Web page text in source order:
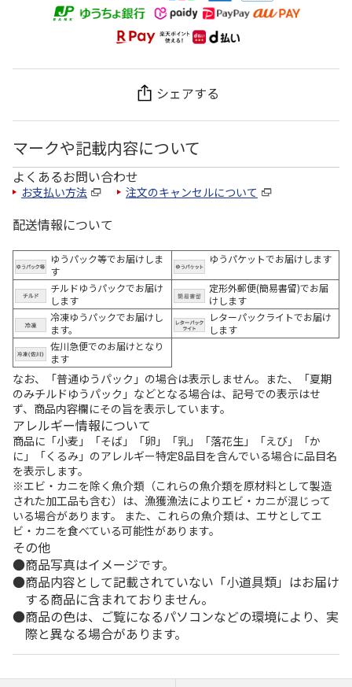
シェアする
マークや記載内容について
よくあるお問い合わせ
お支払い方法 注文のキャンセルについて
配送情報について
ゆうパック等でお届けしま
す
ゆうパケットでお届けします
チルドゆうパックでお届け
します
定形外郵便(簡易書留)でお届
けします
冷凍ゆうパックでお届けし
ます。
レターパックライトでお届け
します
佐川急便でのお届けとなり
ます
なお、「普通ゆうパック」の場合は表示しません。また、「夏期
のみチルドゆうパック」などとなる場合は、記号での表示はせ
ず、商品内容欄にその旨を表示しています。
アレルギー情報について
商品に「小麦」「そば」「卵」「乳」「落花生」「えび」「か
に」「くるみ」のアレルギー特定8品目を含んでいる場合に品目名
を表示します。
※エビ・カニを除く魚介類（これらの魚介類を原材料として製造
された加工品も含む）は、漁獲漁法によりエビ・カニが混じって
いる場合があります。 また、これらの魚介類は、エサとしてエ
ビ・カニを食べている可能性があります。
その他
商品写真はイメージです。
商品内容として記載されていない「小道具類」はお届け
する商品に含まれておりません。
商品の色は、ご覧になるパソコンなどの環境により、実
際と異なる場合があります。